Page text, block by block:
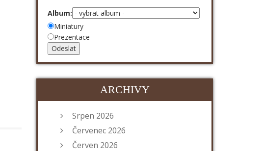
Album:
Miniatury
Prezentace
ARCHIVY
Srpen 2026
Červenec 2026
Červen 2026